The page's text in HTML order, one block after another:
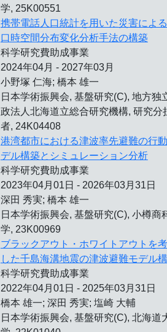
学, 25K00551
携帯電話人口統計を用いた災害によ
口時空間分布変化分析手法の構築
科学研究費助成事業
2024年04月 - 2027年03月
小野塚 仁海; 橋本 雄一
日本学術振興会, 基盤研究(C), 地方独
政法人北海道立総合研究機構, 研究分
者, 24K04408
港湾都市における津波率先避難の行
デル構築とシミュレーション分析
科学研究費助成事業
2023年04月01日 - 2026年03月31日
深田 秀実; 橋本 雄一
日本学術振興会, 基盤研究(C), 小樽商
学, 23K00969
ブラックアウト・ホワイトアウトを
した千島海溝地震の津波避難モデル
科学研究費助成事業
2022年04月01日 - 2025年03月31日
橋本 雄一; 深田 秀実; 塩崎 大輔
日本学術振興会, 基盤研究(C), 北海道